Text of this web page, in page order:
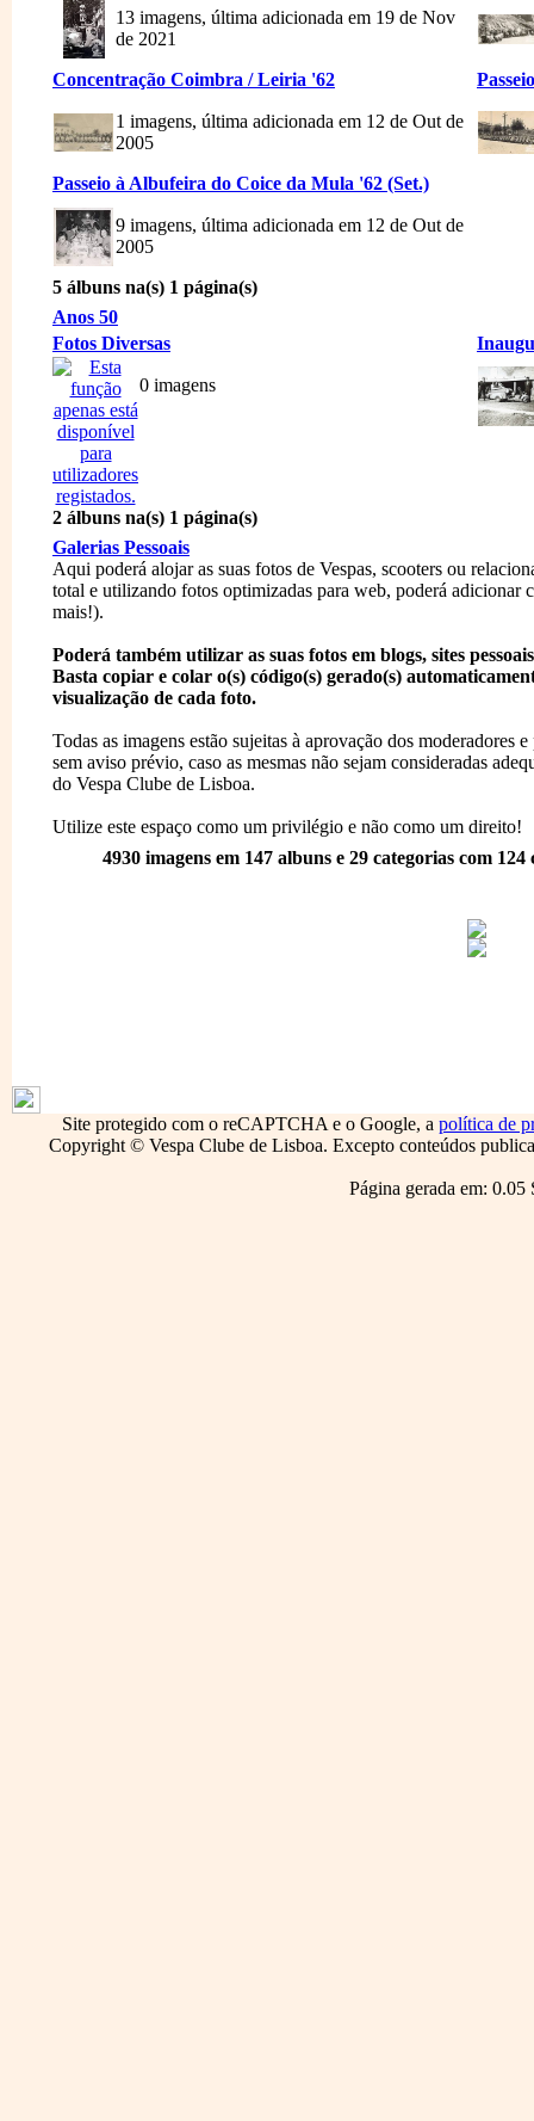
13 imagens, última adicionada em 19 de Nov
de 2021
Concentração Coimbra / Leiria '62
1 imagens, última adicionada em 12 de Out de
2005
Passeio à Albufeira do Coice da Mula '62 (Set.)
9 imagens, última adicionada em 12 de Out de
2005
5 álbuns na(s) 1 página(s)
Anos 50
Fotos Diversas
0 imagens
2 álbuns na(s) 1 página(s)
Galerias Pessoais
Aqui poderá alojar as suas fotos de Vespas, scooters ou
total e utilizando fotos optimizadas para web, poderá adicionar
mais!).
Poderá também utilizar as suas fotos em blogs, sites
Basta copiar e colar o(s) código(s) gerado(s)
visualização de cada foto.
Todas as imagens estão sujeitas à aprovação dos moderadores e
sem aviso prévio, caso as mesmas não sejam consideradas
do Vespa Clube de Lisboa.
Utilize este espaço como um privilégio e não como um direito!
4930imagens em 147albuns e 29categorias com 124
Site protegido com o reCAPTCHA e o Google, a política de
Copyright © Vespa Clube de Lisboa. Excepto conteúdos
Página gerada em: 0.05